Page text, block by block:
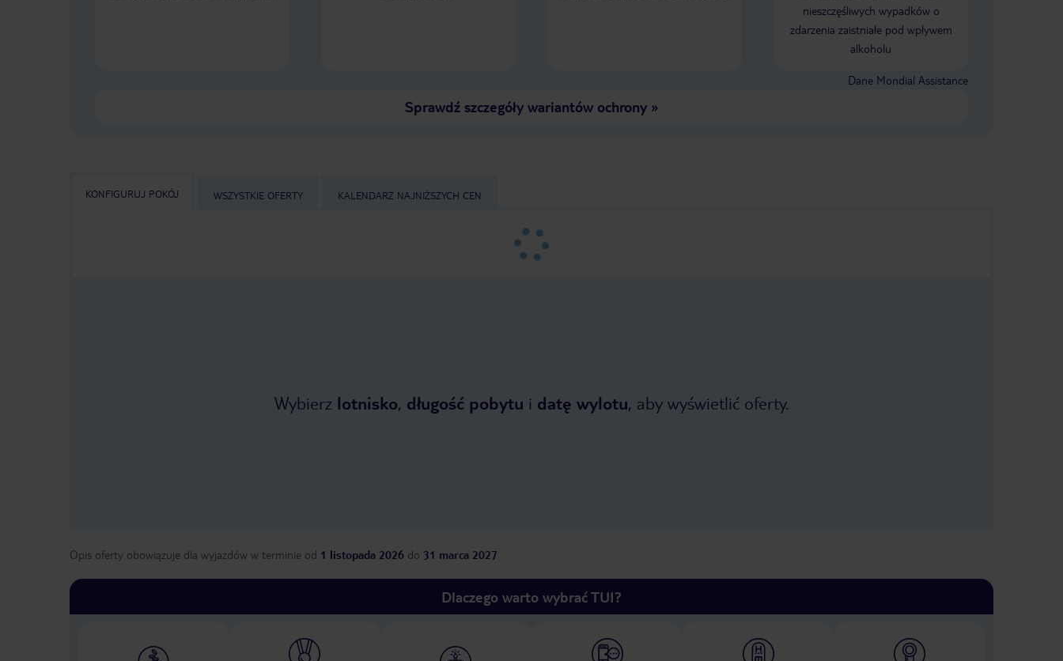
nieszczęśliwych wypadków o
zdarzenia zaistniałe pod wpływem
alkoholu
Dane Mondial Assistance
Sprawdź szczegóły wariantów ochrony»
KONFIGURUJ POKÓJ WSZYSTKIE OFERTY KALENDARZ NAJNIŻSZYCH CEN
Wybierz lotnisko, długość pobytu i datę wylotu, aby wyświetlić oferty.
Opis oferty obowiązuje dla wyjazdów w terminie od 1 listopada 2026 do 31 marca 2027
Dlaczego warto wybrać TUI?